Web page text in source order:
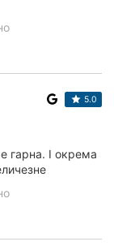
5.0
гарна. І окрема